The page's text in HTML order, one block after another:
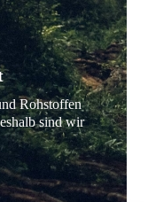
Rohstoffen
sind wir